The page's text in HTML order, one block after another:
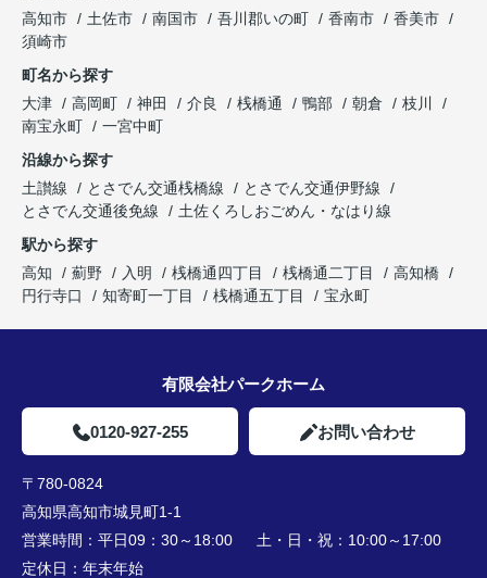
高知市
土佐市 南国市 吾川郡いの町 香南市
香美市
須崎市
町名から探す
大津
高岡町 神田 介良 桟橋通 鴨部 朝倉
枝川
南宝永町
一宮中町
沿線から探す
土讃線
とさでん交通桟橋線
とさでん交通伊野線
とさでん交通後免線
土佐くろしおごめん・なはり線
駅から探す
高知
薊野 入明 桟橋通四丁目 桟橋通二丁目
高知橋
円行寺口
知寄町一丁目 桟橋通五丁目 宝永町
有限会社パークホーム
0120-927-255 お問い合わせ
〒780-0824
高知県高知市城見町1-1
営業時間： 平日09：30～18:00 土・日・祝：10:00～17:00
定休日： 年末年始